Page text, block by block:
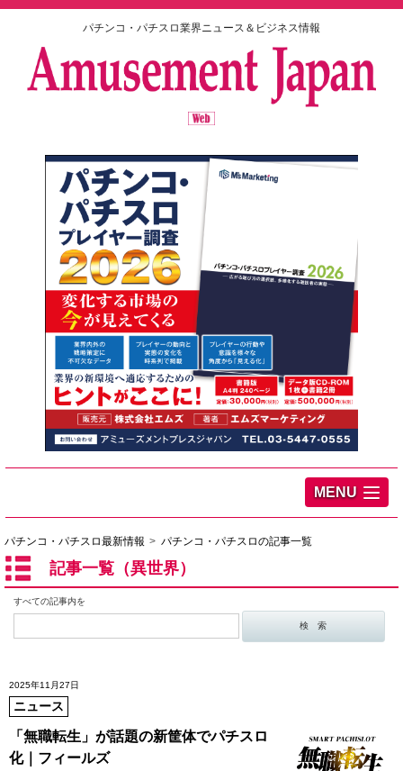
パチンコ・パチスロ業界ニュース＆ビジネス情報
MENU
パチンコ・パチスロ最新情報 パチンコ・パチスロの記事一覧
記事一覧（異世界）
すべての記事内を
2025年11月27日
ニュース
「無職転生」が話題の新筐体でパチスロ
化｜フィールズ